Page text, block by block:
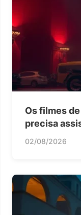
Os filmes
precisa
02/08/2026